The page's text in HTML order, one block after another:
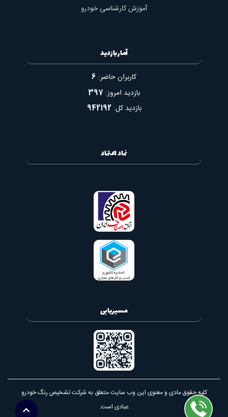
آموزش کارشناسی خودرو
آمار بازدید
کاربران حاضر: 6
بازدید امروز: 397
بازدید کل: 942192
نماد اعتماد
مسیریابی
کلیه حقوق مادی و معنوی این وب سایت متعلق به شرکت تشخیص رنگ خودرو
عبادی است.